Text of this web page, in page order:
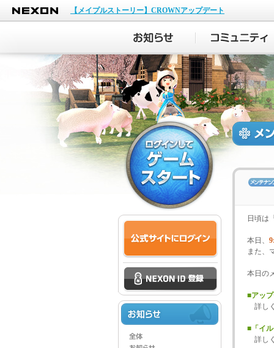
NEXON
【メイプルストーリー】CROWNアップデート
日頃は
本日、
また、
本日の
■アッ
詳し
■「イ
詳し